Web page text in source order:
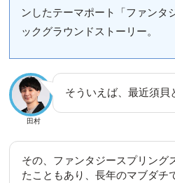
ンしたテーマポート「ファンタ
ックグラウンドストーリー。
田村
そういえば、最近須貝
その、ファンタジースプリング
たこともあり、長年のマブダチ